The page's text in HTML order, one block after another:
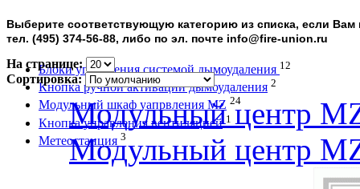
Выберите соответствующую категорию из списка, если
тел. (495) 374-56-88, либо по эл. почте info@fire-union.ru
Блоки управления системой дымоудаления 12
Кнопка ручной активации дымоудаления 2
Модульный шкаф уапрвления MZ 24
Кнопка управления вентиляцией 1
Метеостанция 3
На странице:
Сортировка:
Модульный центр
Модульный центр